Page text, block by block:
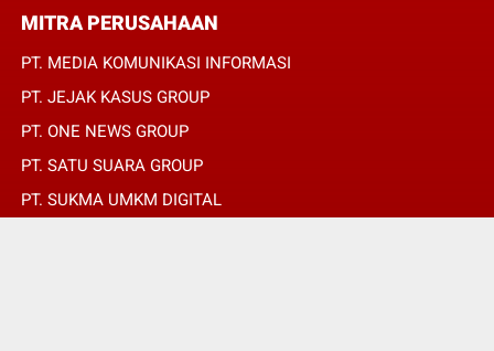
MITRA PERUSAHAAN
PT. MEDIA KOMUNIKASI INFORMASI
PT. JEJAK KASUS GROUP
PT. ONE NEWS GROUP
PT. SATU SUARA GROUP
PT. SUKMA UMKM DIGITAL